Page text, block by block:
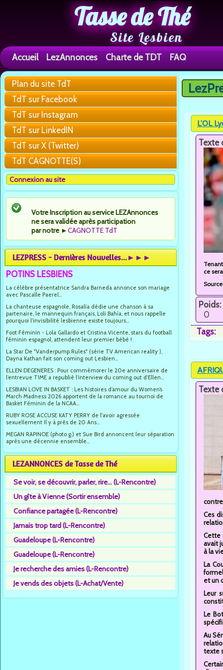
Tasse de Thé
Site Lesbien
Accueil LezAnnonces Charte de TDT FAQ
Plan du site TdT
TdT sur Facebook
TdT sur Instagram
TdT sur LinkedIN
TdT sur X (Twitter)
TdT CAGNOTTE(S)
Connexion au site
Votre Inscription au service LEZAnnonces
ne sera validée après participation
par notre ►CAGNOTTE TdT
LEZPRESS - Dernières Nouvelles...►►►
POTINS LESBIENS
La célèbre présentatrice Sandra Barneda annonce son mariage
avec Pascalle Paerel...
La chanteuse espagnole, Rosalía dédie une chanson à sa
partenaire, le mannequin français, Loli Bahía, et nous rappelle
pourquoi l’invisibilité lesbienne existe toujours...
Foot Féminin - Lola Gallardo et Cristina Vicente, stars du football
féminin espagnol, attendent leur premier bébé !
La Star De "Vanderpump Rules" (série TV American reality ),
Dayna Kathan fait son coming out Lesbien...
ELLEN DEGENERES : Pour commémorer le 20e anniversaire de
l’entrevue TIME a republié l’interview du coming out d’Ellen...
LESBIAN LOVE IN BASKET : Les histoires d’amour du Women’s
March Madness 2026 apportent de la romance au tournoi de
Basket Féminin de la NCAA...
RUBY ROSE ACCUSE KATY PERRY de l'avoir agressée
sexuellement Il y à près de 20 Ans...
MEGAN RAPINOE (photo g.) et Sue Bird annoncent leur séparation
après une décennie ensemble...
LEZANNONCES de Tasse de Thé
Se voir, se découvrir, parler, rire... (L-Rencontre)
Un gîte à Vienne (Sortir ensemble)
Confiance partagée (L-Rencontre)
Jamais trop tard (L-Rencontre)
Guadeloupe (L-Rencontre)
Guadeloupe (L-Rencontre)
Je recherche des amies (L-Rencontre)
Je vends des objets (L-Achat/Vente)
Vous
L’OL
Texte
ce
Poids:
0
Tags:
Texte
Ces
Cette
avait
à la
La
et un
Leur
Le
Au
texte